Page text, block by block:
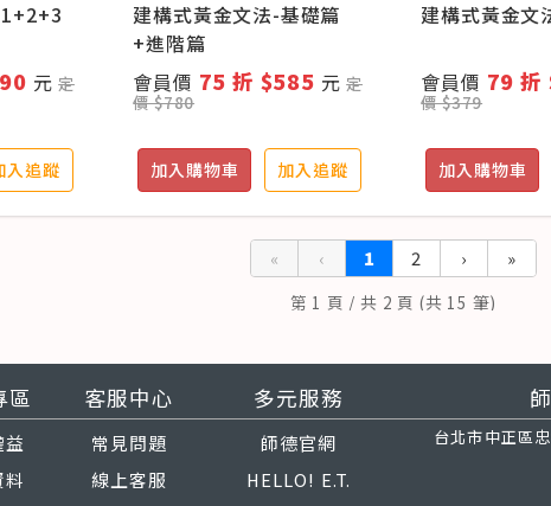
互動
元定
入追蹤
建構式黃金文法-基礎篇
+進階篇
會員價 75 折 $585 元定
價 $780
加入購物車 加入追蹤
建構式黃金文
會員價 79 折
價 $379
加入購物車
« ‹ 1 2 › »
第 1 頁 / 共 2 頁 (共 15 筆)
區 客服中心
常見問題
線上客服
多元服務
師德官網
HELLO! E.T.
台北市中正區